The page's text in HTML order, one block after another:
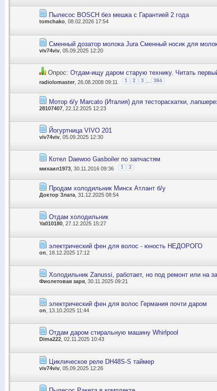
Пылесос BOSCH без мешка с Гарантией 2 года
tomchako , 08.02.2026 17:54
Сменный дозатор молока Jura Сменный носик для
viv74viv , 05.09.2025 12:20
Опрос: Отдам-ищу даром старую технику. Читать
radiolomaster , 26.08.2008 09:11 1 2 3 386
Мотор б/у Marcato (Италия) для тестораскатки,
28107407 , 22.12.2025 12:23
Йогуртница VIVO 201
viv74viv , 05.09.2025 12:30
Котел Daewoo Gasboiler по запчастям
михаил1973 , 30.11.2016 09:36 1 2
Продам холодильник Минск Атлант б/у
Доктор Злата , 31.12.2025 08:54
Отдам холодильник
Ya010180 , 27.12.2025 15:27
электрический фен для волос - юность НЕДОРОГО
on , 18.12.2025 17:12
Холодильник Zanussi, работает, но под ремонт или на
Фиолетовая заря , 30.11.2025 09:21
электрический фен для волос Германия почти даром
on , 13.10.2025 11:44
Отдам даром стиральную машину Whirlpool
Dima222 , 02.11.2025 10:43
Циклическое реле DH48S-S таймер
viv74viv , 05.09.2025 12:26